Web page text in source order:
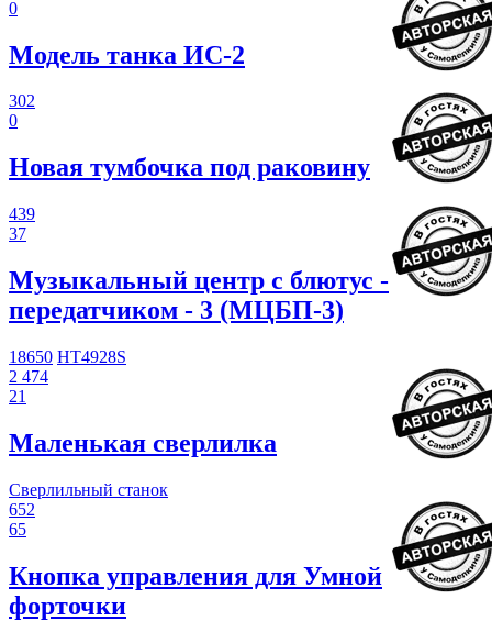
0
Модель танка ИС-2
302
0
Новая тумбочка под раковину
439
37
Музыкальный центр с блютус -
передатчиком - 3 (МЦБП-3)
18650 HT4928S
2 474
21
Маленькая сверлилка
Сверлильный станок
652
65
Кнопка управления для Умной
форточки